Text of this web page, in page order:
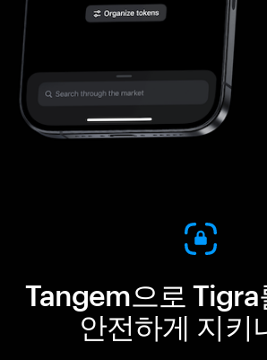
Tangem으로 Tigra
안전하게 지키